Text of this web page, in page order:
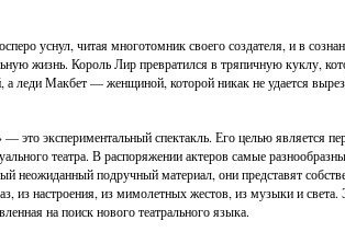
уснул, читая многотомник своего создателя, и в
жизнь. Король Лир превратился в тряпичную куклу,
а леди Макбет — женщиной, которой никак не удается
экспериментальный спектакль. Его целью является
театра. В распоряжении актеров самые
неожиданный подручный материал, они представят
из настроения, из мимолетных жестов, из музыки и
на поиск нового театрального языка.